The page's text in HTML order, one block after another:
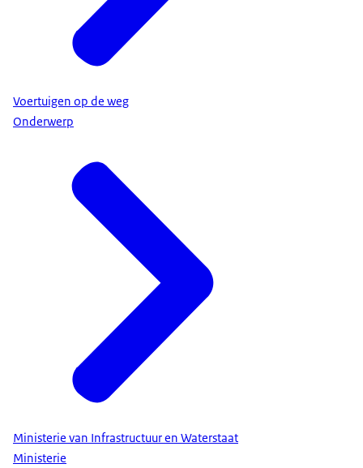
Voertuigen op de weg
Onderwerp
Ministerie van Infrastructuur en Waterstaat
Ministerie